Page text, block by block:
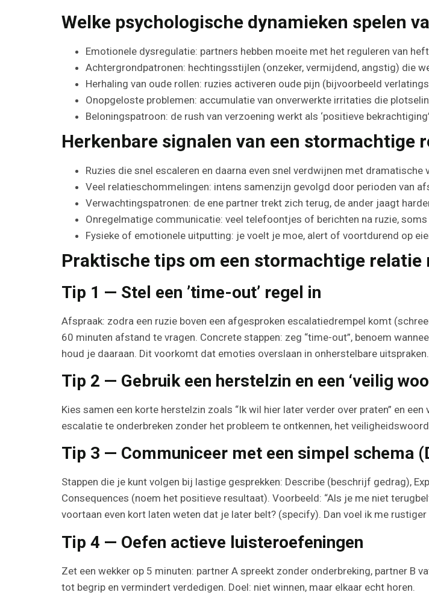
Welke psychologische dynamieken spelen
Emotionele dysregulatie: partners hebben moeite met het reguleren van
Achtergrondpatronen: hechtingsstijlen (onzeker, vermijdend, angstig) die
Herhaling van oude rollen: ruzies activeren oude pijn (bijvoorbeeld
Onopgeloste problemen: accumulatie van onverwerkte irritaties die
Beloningspatroon: de rush van verzoening werkt als ‘positieve
Herkenbare signalen van een stormachtige
Ruzies die snel escaleren en daarna even snel verdwijnen met dramatische
Veel relatieschommelingen: intens samenzijn gevolgd door perioden van
Verwachtingspatronen: de ene partner trekt zich terug, de ander jaagt
Onregelmatige communicatie: veel telefoontjes of berichten na ruzie,
Fysieke of emotionele uitputting: je voelt je moe, alert of voortdurend op
Praktische tips om een stormachtige relatie
Tip 1 — Stel een ’time-out’ regel in
Afspraak: zodra een ruzie boven een afgesproken escalatiedrempel komt
60 minuten afstand te vragen. Concrete stappen: zeg “time-out”, benoem
houd je daaraan. Dit voorkomt dat emoties overslaan in onherstelbare uitspraken.
Tip 2 — Gebruik een herstelzin en een ‘veilig
Kies samen een korte herstelzin zoals “Ik wil hier later verder over praten” en
escalatie te onderbreken zonder het probleem te ontkennen, het
Tip 3 — Communiceer met een simpel schema
Stappen die je kunt volgen bij lastige gesprekken: Describe (beschrijf gedrag),
Consequences (noem het positieve resultaat). Voorbeeld: “Als je me niet
voortaan even kort laten weten dat je later belt? (specify). Dan voel ik me
Tip 4 — Oefen actieve luisteroefeningen
Zet een wekker op 5 minuten: partner A spreekt zonder onderbreking, partner
tot begrip en vermindert verdedigen. Doel: niet winnen, maar elkaar echt horen.